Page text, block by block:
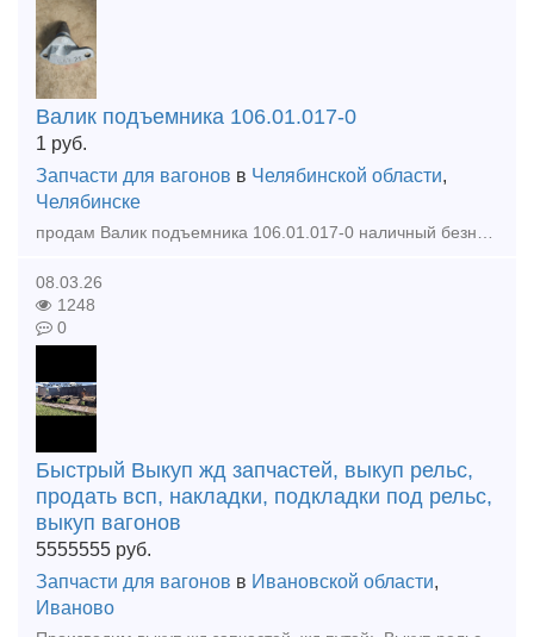
Валик подъемника 106.01.017-0
1 руб.
Запчасти для вагонов в Челябинской области,
Челябинске
продам Валик подъемника 106.01.017-0 наличный безналичный расчет, отгрузка в день оплаты. Доставка транспортными по РФ и КЗ тел 89124739424 тел 89124046666
08.03.26
1248
0
Быстрый Выкуп жд запчастей, выкуп рельс,
продать всп, накладки, подкладки под рельс,
выкуп вагонов
5555555 руб.
Запчасти для вагонов в Ивановской области,
Иваново